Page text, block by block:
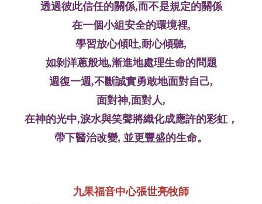
透過彼此信任的關係,而不是規定的關係
在一個小組安全的環境裡,
學習放心傾吐,耐心傾聽,
如剝洋蔥般地,漸進地處理生命的問題
週復一週,不斷誠實勇敢地面對自己,
面對神,面對人,
在神的光中,淚水與笑聲將織化成應許的彩虹，
帶下醫治改變, 並更豐盛的生命。
九果福音中心張世亮牧師